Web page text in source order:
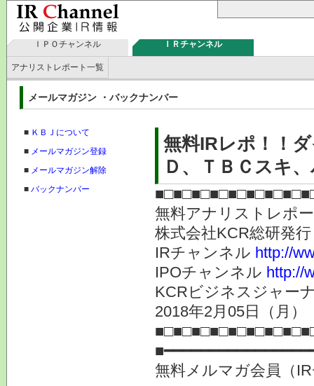
ＩＰＯチャンネル ＩＲチャンネル
アナリストレポート一覧
メールマガジン ・バックナンバー
■ ＫＢＪについて
■ メールマガジン登録
■ メールマガジン解除
■ バックナンバー
無料IRレポ！！
Ｄ、ＴＢＣスキ
無料アナリストレポ
株式会社
IRチャンネル http://
IPOチャンネル http://
KCRビジネスジャー
2018年2月05日（
無料メルマガ会員（